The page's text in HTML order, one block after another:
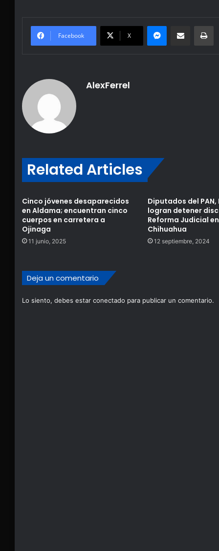
Facebook X
Messenger
Share via Email
AlexFerrel
Related Articles
Cinco jóvenes desaparecidos
en Aldama; encuentran cinco
cuerpos en carretera a
Ojinaga
11 junio, 2025
Diputados del PAN,
logran detener
Reforma Judicial en
Chihuahua
12 septiembre, 2024
Deja un comentario
Lo siento, debes estar conectado para publicar un comentario.